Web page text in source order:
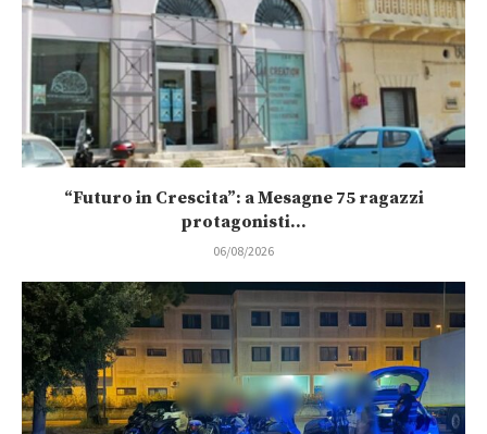
“Futuro in Crescita”: a Mesagne 75 ragazzi
protagonisti...
06/08/2026